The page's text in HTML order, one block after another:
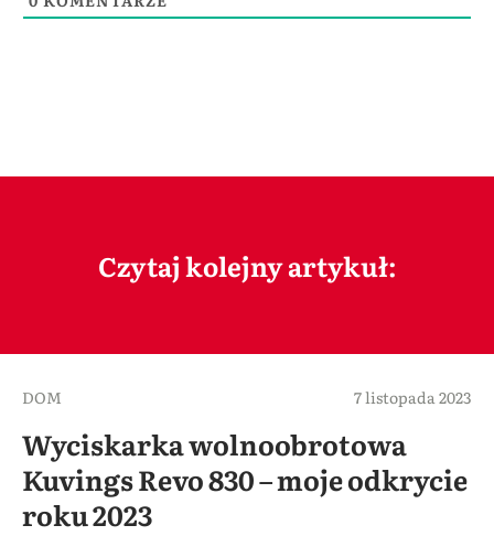
Czytaj kolejny artykuł:
DOM 7 listopada 2023
Wyciskarka wolnoobrotowa
Kuvings Revo 830 – moje odkrycie
roku 2023